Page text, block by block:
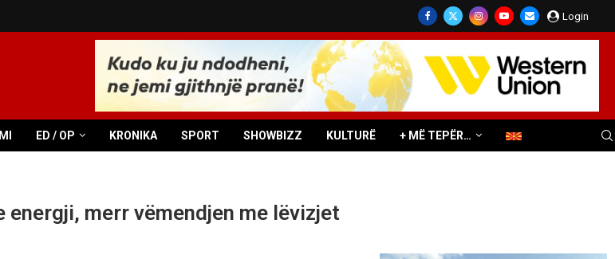
Login
ED / OP KRONIKA SPORT SHOWBIZZ KULTURË + MË TEPËR…
energji, merr vëmendjen me lëvizjet